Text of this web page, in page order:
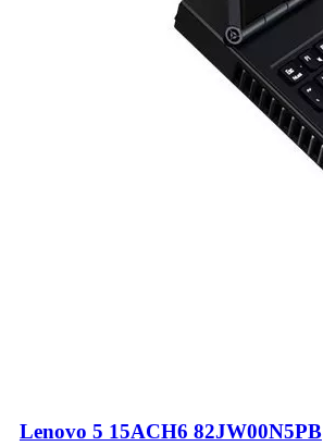
Lenovo 5 15ACH6 82JW00N5PB